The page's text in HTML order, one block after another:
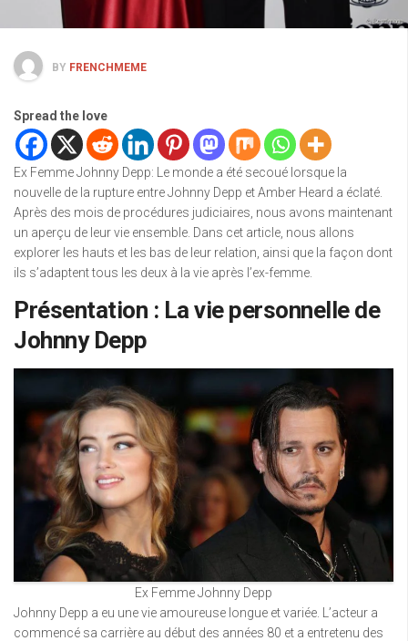
BY FRENCHMEME
Spread the love
Ex Femme Johnny Depp: Le monde a été secoué lorsque la
nouvelle de la rupture entre Johnny Depp et Amber Heard a éclaté.
Après des mois de procédures judiciaires, nous avons maintenant
un aperçu de leur vie ensemble. Dans cet article, nous allons
explorer les hauts et les bas de leur relation, ainsi que la façon dont
ils s’adaptent tous les deux à la vie après l’ex-femme.
Présentation : La vie personnelle de
Johnny Depp
Ex Femme Johnny Depp
Johnny Depp a eu une vie amoureuse longue et variée. L’acteur a
commencé sa carrière au début des années 80 et a entretenu des